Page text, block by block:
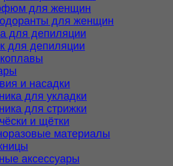
для женщин
для женщин
для депиляции
для депиляции
и насадки
для укладки
для стрижки
и щётки
материалы
аксессуары